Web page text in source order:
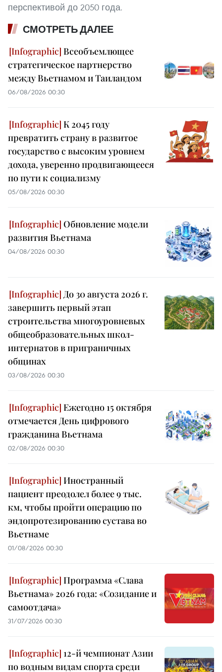
перспективой до 2050 года.
СМОТРЕТЬ ДАЛЕЕ
Всеобъемлющее
стратегическое партнерство
между Вьетнамом и Таиландом
06/08/2026 00:30
К 2045 году
превратить страну в развитое
государство с высоким уровнем
дохода, уверенно продвигающееся
по пути к социализму
05/08/2026 00:30
Обновление модели
развития Вьетнама
04/08/2026 00:30
До 30 августа 2026 г.
завершить первый этап
строительства многоуровневых
общеобразовательных школ-
интернатов в приграничных
общинах
03/08/2026 00:30
Ежегодно 15 октября
отмечается День цифрового
гражданина Вьетнама
02/08/2026 00:30
Иностранный
пациент преодолел более 9 тыс.
км, чтобы пройти операцию по
эндопротезированию сустава во
Вьетнаме
01/08/2026 00:30
Программа «Слава
Вьетнама» 2026 года: «Созидание и
самоотдача»
31/07/2026 00:30
12-й чемпионат Азии
по водным видам спорта среди